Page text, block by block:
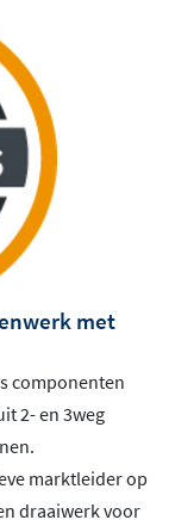
met
componenten
2- en 3weg
marktleider op
draaiwerk voor